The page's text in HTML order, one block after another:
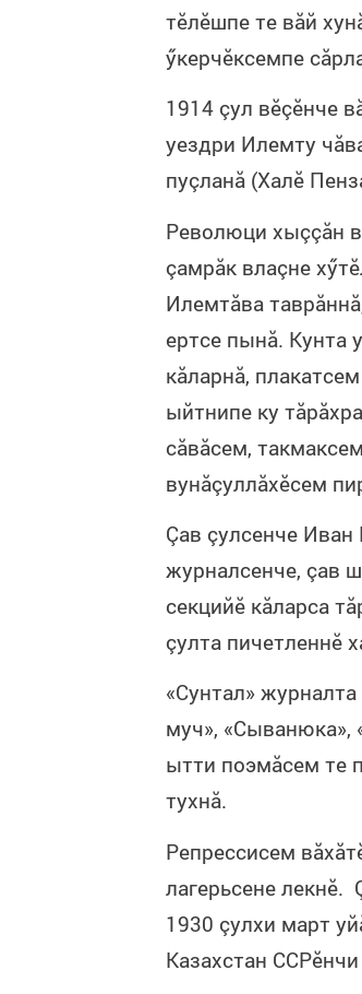
тӗлӗшпе те вăй
ӳкерчӗксемпе
1914 çул вӗçӗнче
уездри Илемту
пуçланă (Халӗ
Революци хыççăн
çамрăк влаçне
Илемтăва
ертсе пынă. Кунта
кăларнă,
ыйтнипе ку
сăвăсем,
вунăçуллăхӗсем
Çав çулсенче
журналсенче, çав
секцийӗ кăларса
çулта пичетленнӗ
«Сунтал»
муч», «Сыванюка»,
ытти поэмăсем те
тухнă.
Репрессисем
лагерьсене лекнӗ.
1930 çулхи март
Казахстан